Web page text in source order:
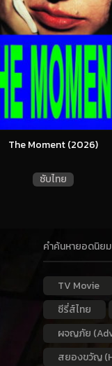
The Moment (2026)
ซับไทย
คำค้นหายอดนิยม
TV Movie
ซีรี่ส์ไทย
ผจญภัย
สยองขวัญ